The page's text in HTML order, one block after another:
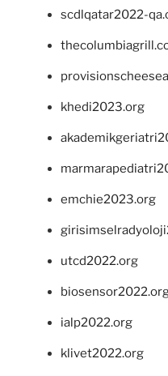
scdlqatar2022-
khedi2023.org
emchie2023.org
utcd2022.org
ialp2022.org
klivet2022.org